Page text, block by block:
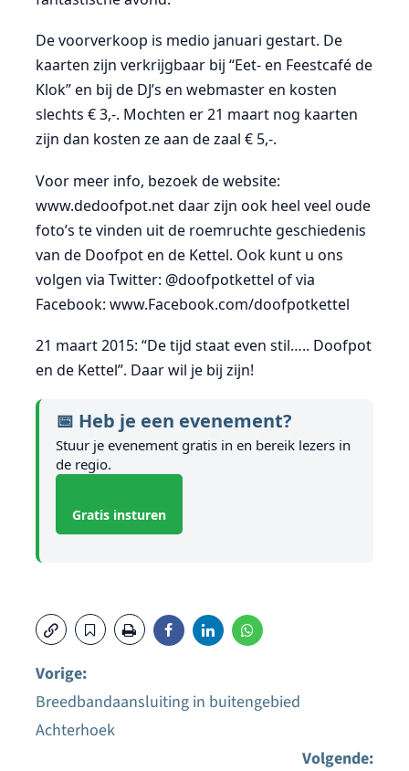
De voorverkoop is medio januari gestart. De
kaarten zijn verkrijgbaar bij “Eet- en Feestcafé de
Klok” en bij de DJ’s en webmaster en kosten
slechts € 3,-. Mochten er 21 maart nog kaarten
zijn dan kosten ze aan de zaal € 5,-.
Voor meer info, bezoek de website:
www.dedoofpot.net daar zijn ook heel veel oude
foto’s te vinden uit de roemruchte geschiedenis
van de Doofpot en de Kettel. Ook kunt u ons
volgen via Twitter: @doofpotkettel of via
Facebook: www.Facebook.com/doofpotkettel
21 maart 2015: “De tijd staat even stil….. Doofpot
en de Kettel”. Daar wil je bij zijn!
📅 Heb je een evenement?
Stuur je evenement gratis in en bereik lezers in
de regio.
Gratis insturen
Bericht
Vorige:
Breedbandaansluiting in buitengebied
Achterhoek
Volgende: